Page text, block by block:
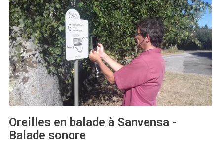
Oreilles en balade à Sanvensa -
Balade sonore